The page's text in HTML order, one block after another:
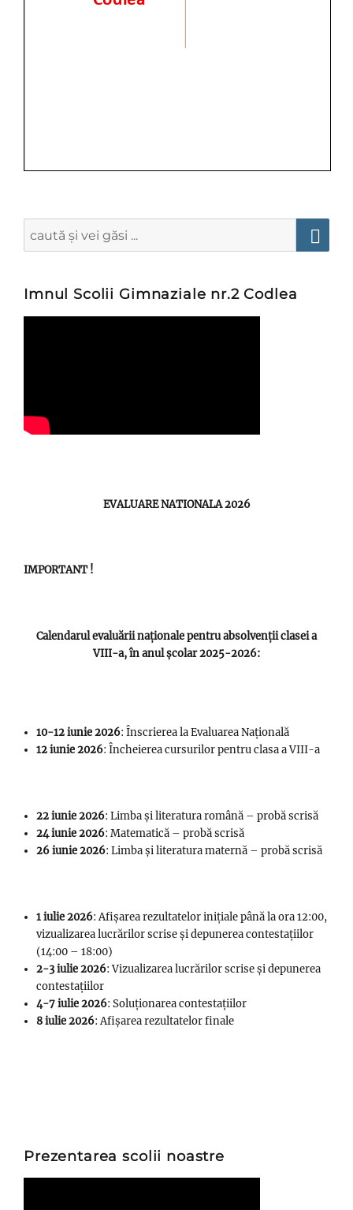
for:
Imnul Scolii Gimnaziale nr.2 Codlea
EVALUARE NATIONALA 2026
IMPORTANT !
Calendarul evaluării naționale pentru absolvenții clasei a
VIII-a, în anul școlar 2025-2026:
10-12 iunie 2026: Înscrierea la Evaluarea Națională
12 iunie 2026: Încheierea cursurilor pentru clasa a VIII-a
22 iunie 2026: Limba și literatura română – probă scrisă
24 iunie 2026: Matematică – probă scrisă
26 iunie 2026: Limba și literatura maternă – probă scrisă
1 iulie 2026: Afișarea rezultatelor inițiale până la ora 12:00,
vizualizarea lucrărilor scrise și depunerea contestațiilor
(14:00 – 18:00)
2-3 iulie 2026: Vizualizarea lucrărilor scrise și depunerea
contestațiilor
4-7 iulie 2026: Soluționarea contestațiilor
8 iulie 2026: Afișarea rezultatelor finale
Prezentarea scolii noastre